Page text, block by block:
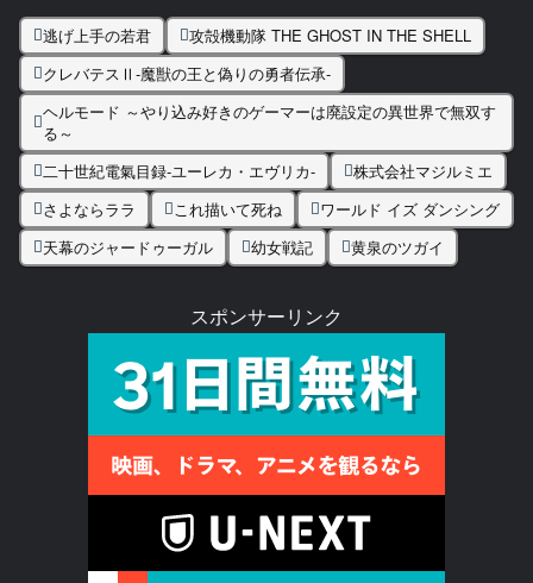
逃げ上手の若君
攻殻機動隊 THE GHOST IN THE SHELL
クレバテスⅡ-魔獣の王と偽りの勇者伝承-
ヘルモード ～やり込み好きのゲーマーは廃設定の異世界で無双す
る～
二十世紀電氣目録-ユーレカ・エヴリカ-
株式会社マジルミエ
さよならララ
これ描いて死ね
ワールド イズ ダンシング
天幕のジャードゥーガル
幼女戦記 黄泉のツガイ
スポンサーリンク